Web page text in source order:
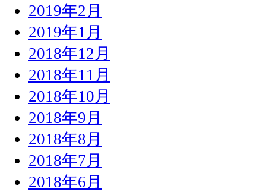
2019年2月
2019年1月
2018年12月
2018年11月
2018年10月
2018年9月
2018年8月
2018年7月
2018年6月